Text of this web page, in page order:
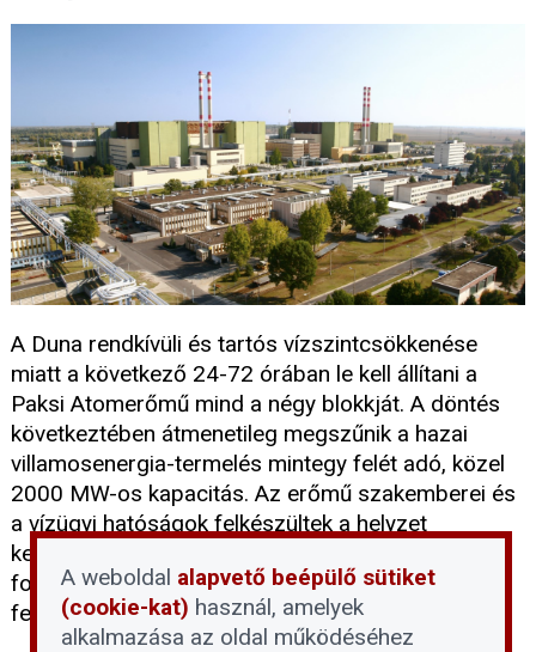
A Duna rendkívüli és tartós vízszintcsökkenése
miatt a következő 24-72 órában le kell állítani a
Paksi Atomerőmű mind a négy blokkját. A döntés
következtében átmenetileg megszűnik a hazai
villamosenergia-termelés mintegy felét adó, közel
2000 MW-os kapacitás. Az erőmű szakemberei és
a vízügyi hatóságok felkészültek a helyzet
kezelésére: az álló blokkok biztonsági hűtése
folyamatosan biztosított, a lakosságot pedig
felelős és takarékos áramhasználatra kérik.
A weboldal alapvető beépülő sütiket
(cookie-kat) használ, amelyek
alkalmazása az oldal működéséhez